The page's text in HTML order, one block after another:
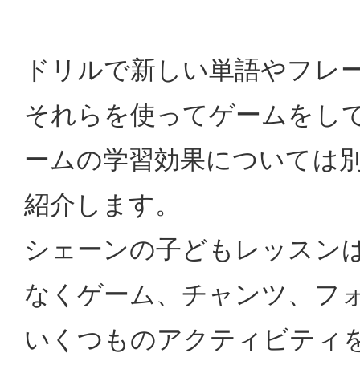
ドリルで新しい単語やフレ
それらを使ってゲームをし
ームの学習効果については
紹介します。
シェーンの子どもレッスン
なくゲーム、チャンツ、フ
いくつものアクティビティ